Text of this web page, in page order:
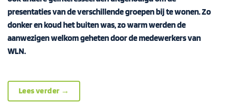
presentaties van de verschillende groepen bij te wonen. Zo
donker en koud het buiten was, zo warm werden de
aanwezigen welkom geheten door de medewerkers van
WLN.
Lees verder →